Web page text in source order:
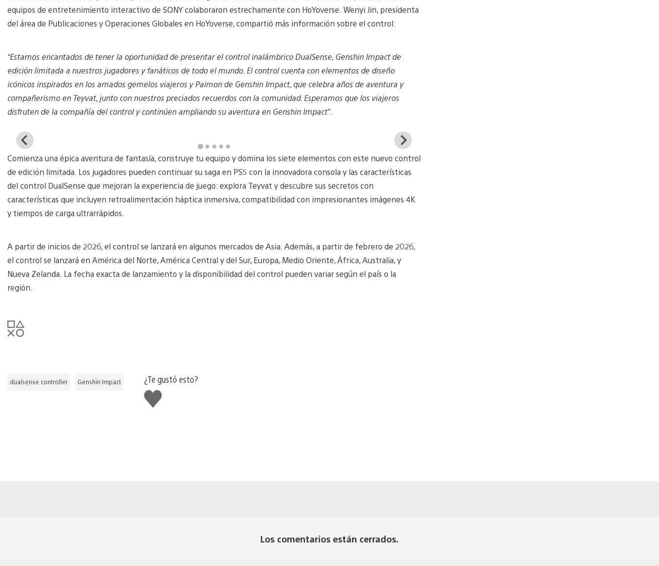
equipos de entretenimiento interactivo de SONY colaboraron estrechamente con HoYoverse. Wenyi Jin, presidenta
del área de Publicaciones y Operaciones Globales en HoYoverse, compartió más información sobre el control:
“Estamos encantados de tener la oportunidad de presentar el control inalámbrico DualSense, Genshin Impact de
edición limitada a nuestros jugadores y fanáticos de todo el mundo. El control cuenta con elementos de diseño
icónicos inspirados en los amados gemelos viajeros y Paimon de Genshin Impact, que celebra años de aventura y
compañerismo en Teyvat, junto con nuestros preciados recuerdos con la comunidad. Esperamos que los viajeros
disfruten de la compañía del control y continúen ampliando su aventura en Genshin Impact”.
View
and
download
image
and
download
Comienza una épica aventura de fantasía, construye tu equipo y domina los siete elementos con este nuevo control
de edición limitada. Los jugadores pueden continuar su saga en PS5 con la innovadora consola y las características
del control DualSense que mejoran la experiencia de juego: explora Teyvat y descubre sus secretos con
características que incluyen retroalimentación háptica inmersiva, compatibilidad con impresionantes imágenes 4K
y tiempos de carga ultrarrápidos.
A partir de inicios de 2026, el control se lanzará en algunos mercados de Asia. Además, a partir de febrero de 2026,
el control se lanzará en América del Norte, América Central y del Sur, Europa, Medio Oriente, África, Australia, y
Nueva Zelanda. La fecha exacta de lanzamiento y la disponibilidad del control pueden variar según el país o la
región.
dualsense controller Genshin Impact
¿Te gustó esto?
Me
gusta
Los comentarios están cerrados.